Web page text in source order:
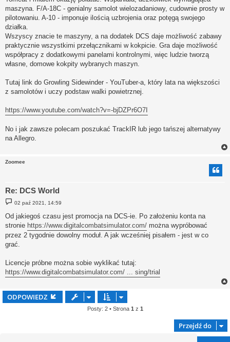
maszyna. F/A-18C - genialny samolot wielozadaniowy, cudownie prosty w
pilotowaniu. A-10 - imponuje ilością uzbrojenia oraz potęgą swojego
działka.
Wszyscy znacie te maszyny, a na dodatek DCS daje możliwość zabawy
praktycznie wszystkimi przełącznikami w kokpicie. Gra daje możliwość
współpracy z dodatkowymi panelami kontrolnymi, więc ludzie tworzą
własne, domowe kokpity wybranych maszyn.
Tutaj link do Growling Sidewinder - YouTuber-a, który lata na większości
z samolotów i uczy podstaw walki powietrznej.
https://www.youtube.com/watch?v=-bjDZPr6O7I
No i jak zawsze polecam poszukać TrackIR lub jego tańszej alternatywy
na Allegro.
Zoomee
Re: DCS World
P
o
s
t
02 paź 2021, 14:59
Od jakiegoś czasu jest promocja na DCS-ie. Po założeniu konta na
stronie https://www.digitalcombatsimulator.com/ można wypróbować
przez 2 tygodnie dowolny moduł. A jak wcześniej pisałem - jest w co
grać.
Licencje próbne można sobie wyklikać tutaj:
https://www.digitalcombatsimulator.com/ ... sing/trial
ODPOWIEDZ
Posty: 2 • Strona 1 z 1
Przejdź do